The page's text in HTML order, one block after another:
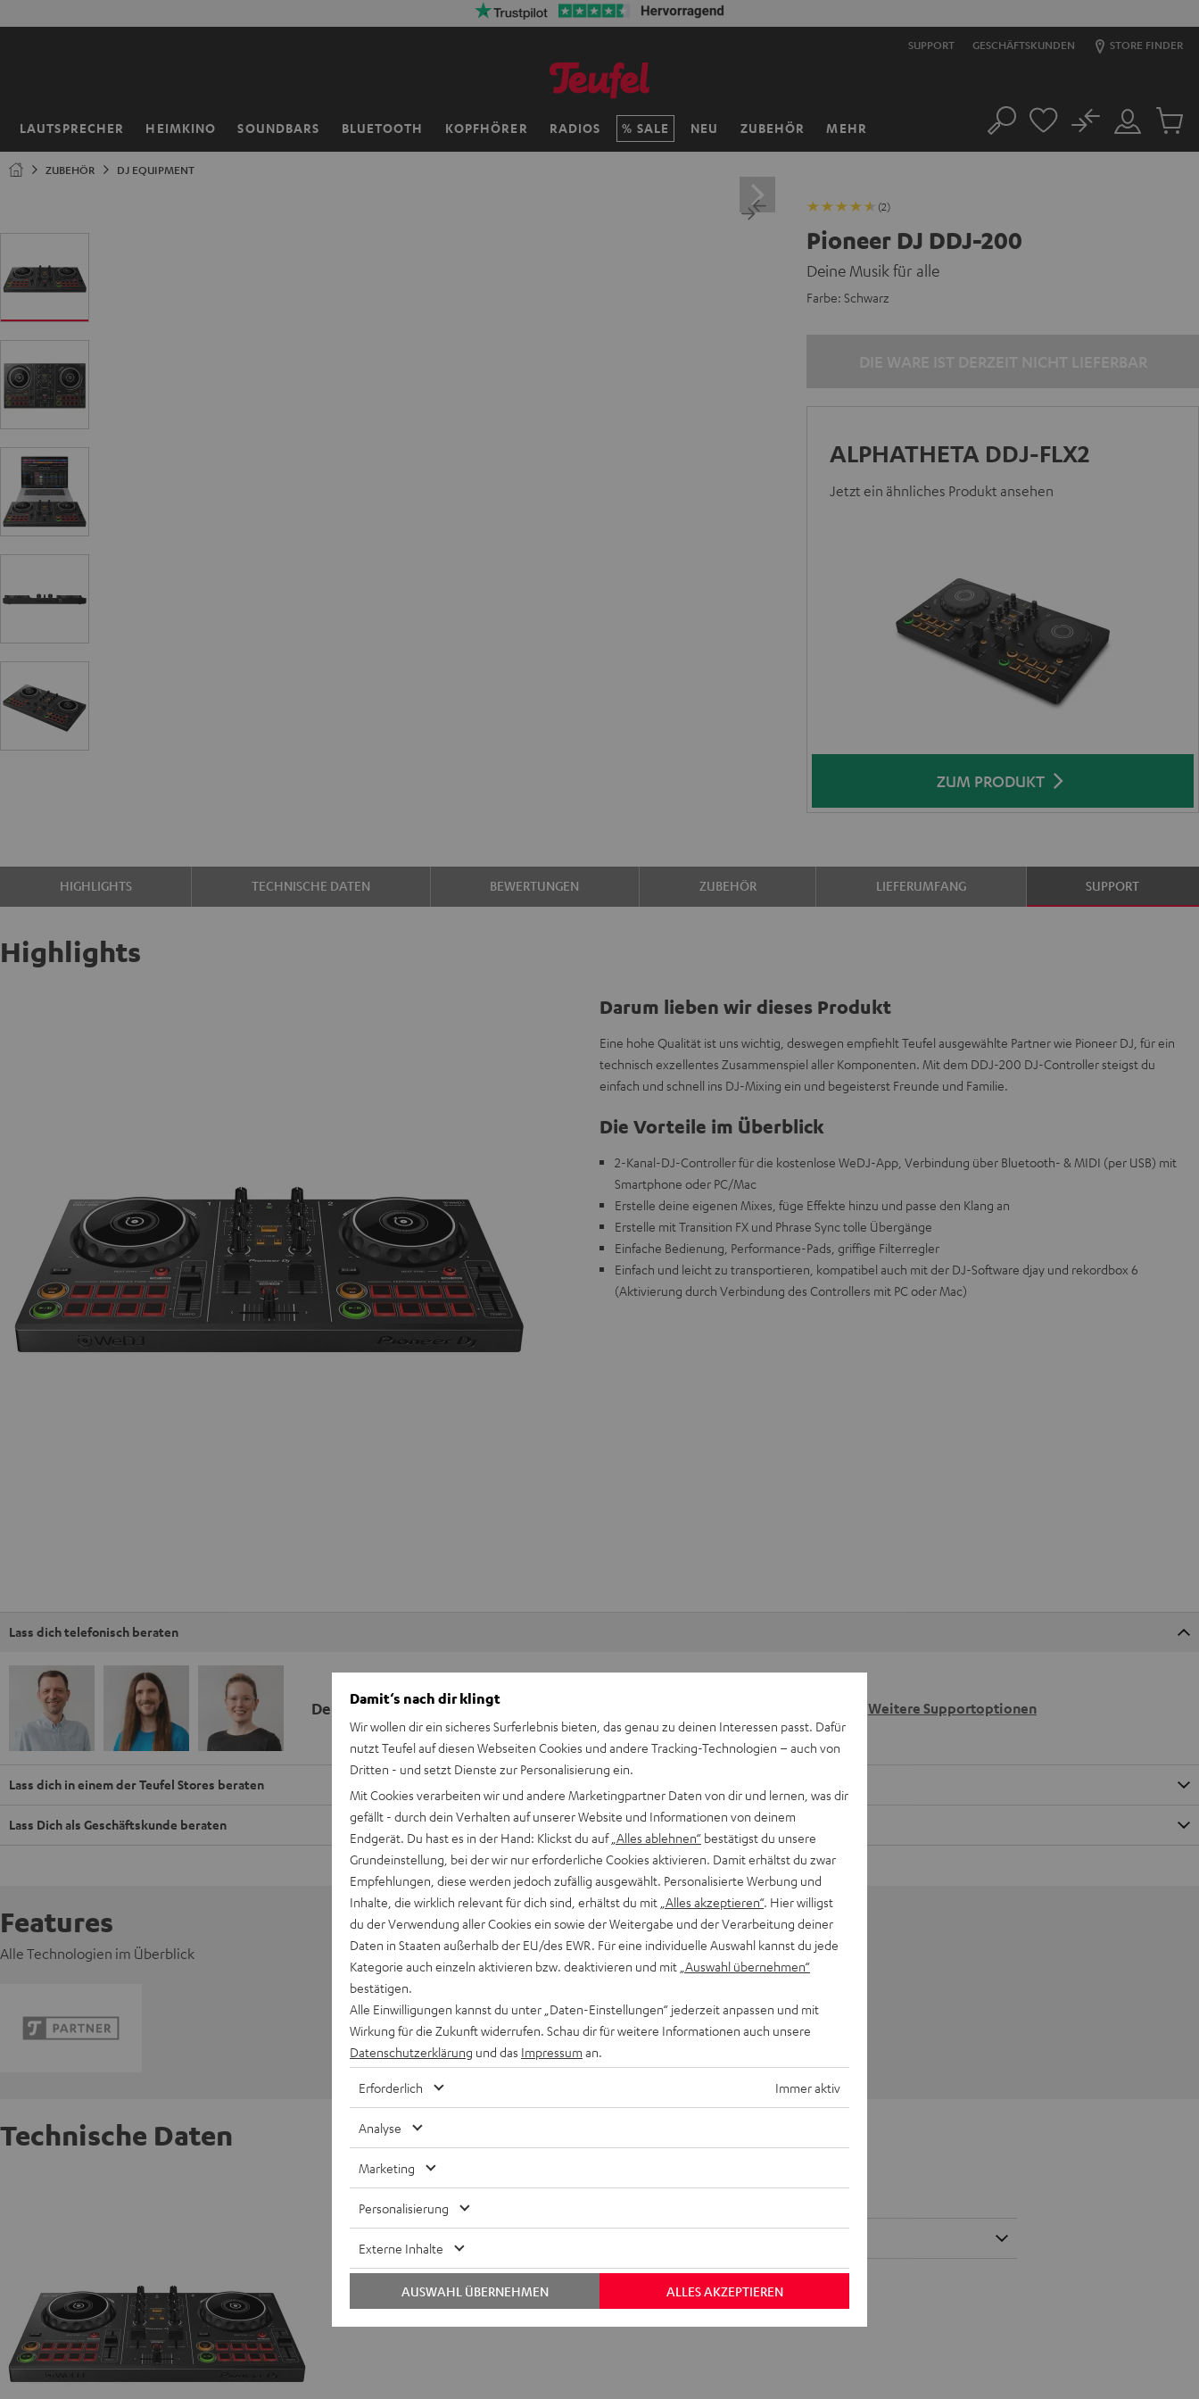
50% Versandkosten sparen mit VKF-72F 06D:14
SUPPORT GESCHÄFTSKUNDEN STORE FINDER
LAUTSPRECHER HEIMKINO SOUNDBARS BLUETOOTH KOPFHÖRER RADIOS SALE NEU ZUBEHÖR MEHR
Startseite Suche
Mein
Konto
No
Artikel
ZUBEHÖR DJ EQUIPMENT
(2)
Pioneer DJ DDJ-200
Deine Musik für alle
Farbe: Schwarz
ALPHATHETA DDJ-FLX2
Jetzt ein ähnliches Produkt ansehen
ZUM PRODUKT
HIGHLIGHTS TECHNISCHE DATEN BEWERTUNGEN ZUBEHÖR LIEFERUMFANG SUPPORT
Highlights
Darum lieben wir dieses Produkt
Eine hohe Qualität ist uns wichtig, deswegen empfiehlt Teufel ausgewählte Partner wie Pioneer DJ, für ein
technisch exzellentes Zusammenspiel aller Komponenten. Mit dem DDJ-200 DJ-Controller steigst du
einfach und schnell ins DJ-Mixing ein und begeisterst Freunde und Familie.
Die Vorteile im Überblick
2-Kanal-DJ-Controller für die kostenlose WeDJ-App, Verbindung über Bluetooth- & MIDI (per USB) mit
Smartphone oder PC/Mac
Erstelle deine eigenen Mixes, füge Effekte hinzu und passe den Klang an
Erstelle mit Transition FX und Phrase Sync tolle Übergänge
Einfache Bedienung, Performance-Pads, griffige Filterregler
Einfach und leicht zu transportieren, kompatibel auch mit der DJ-Software djay und rekordbox 6
(Aktivierung durch Verbindung des Controllers mit PC oder Mac)
Lass dich telefonisch beraten
Deine Kaufberatung
Hier Termin buchen
Weitere Supportoptionen
Lass dich in einem der Teufel Stores beraten
Lass Dich als Geschäftskunde beraten
Features
Alle Technologien im Überblick
Technische Daten
Damit‘s nach dir klingt
Wir wollen dir ein sicheres Surferlebnis bieten, das genau zu deinen Interessen passt. Dafür
nutzt Teufel auf diesen Webseiten Cookies und andere Tracking-Technologien – auch von
Dritten - und setzt Dienste zur Personalisierung ein.
Mit Cookies verarbeiten wir und andere Marketingpartner Daten von dir und lernen, was dir
gefällt - durch dein Verhalten auf unserer Website und Informationen von deinem
Endgerät. Du hast es in der Hand: Klickst du auf „Alles ablehnen“ bestätigst du unsere
Grundeinstellung, bei der wir nur erforderliche Cookies aktivieren. Damit erhältst du zwar
Empfehlungen, diese werden jedoch zufällig ausgewählt. Personalisierte Werbung und
Inhalte, die wirklich relevant für dich sind, erhältst du mit „Alles akzeptieren“. Hier willigst
du der Verwendung aller Cookies ein sowie der Weitergabe und der Verarbeitung deiner
Daten in Staaten außerhalb der EU/des EWR. Für eine individuelle Auswahl kannst du jede
Kategorie auch einzeln aktivieren bzw. deaktivieren und mit „Auswahl übernehmen“
bestätigen.
Alle Einwilligungen kannst du unter „Daten-Einstellungen“ jederzeit anpassen und mit
Wirkung für die Zukunft widerrufen. Schau dir für weitere Informationen auch unsere
Datenschutzerklärung und das Impressum an.
Erforderlich Immer aktiv
Analyse
Marketing
Personalisierung
Externe Inhalte
ALLES AKZEPTIEREN
AUSWAHL ÜBERNEHMEN